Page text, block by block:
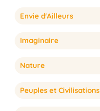
Envie d'Ailleurs
Imaginaire
Nature
Peuples et Civilisations